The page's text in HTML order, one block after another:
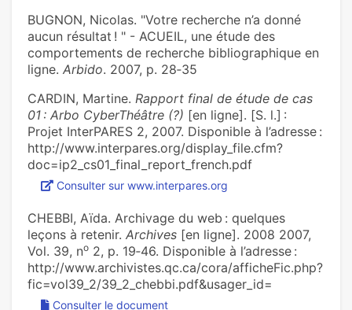
BUGNON, Nicolas. "Votre recherche n’a donné
aucun résultat ! " - ACUEIL, une étude des
comportements de recherche bibliographique en
ligne. Arbido. 2007, p. 28‑35
CARDIN, Martine. Rapport final de étude de cas
01 : Arbo CyberThéâtre (?) [en ligne]. [S. l.] :
Projet InterPARES 2, 2007. Disponible à l’adresse :
http://www.interpares.org/display_file.cfm?
doc=ip2_cs01_final_report_french.pdf
Consulter sur www.interpares.org
CHEBBI, Aïda. Archivage du web : quelques
leçons à retenir. Archives [en ligne]. 2008 2007,
Vol. 39, no 2, p. 19‑46. Disponible à l’adresse :
http://www.archivistes.qc.ca/cora/afficheFic.php?
fic=vol39_2/39_2_chebbi.pdf&usager_id=
Consulter le document